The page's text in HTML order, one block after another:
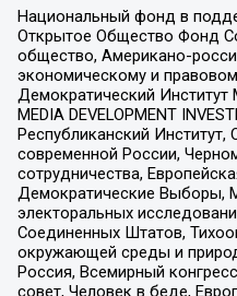
Национальный фонд в
Открытое Общество Фонд
общество, Американо-
экономическому и
Демократический
MEDIA DEVELOPMENT
Республиканский Институт,
современной России,
сотрудничества,
Демократические Выборы,
электоральных
Соединенных Штатов,
окружающей среды и
Россия, Всемирный
совет, Человек в беде,